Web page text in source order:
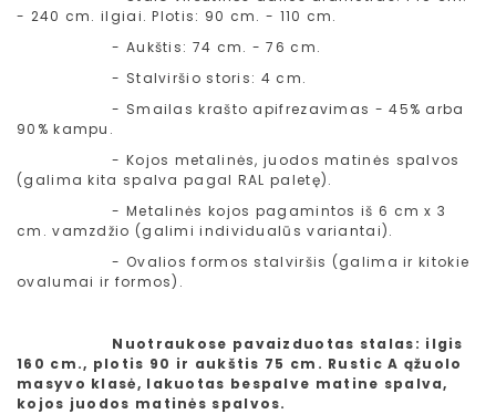
- 240 cm. ilgiai. Plotis: 90 cm. - 110 cm.
- Aukštis: 74 cm. - 76 cm.
- Stalviršio storis: 4 cm.
- Smailas krašto apifrezavimas - 45% arba
90% kampu.
- Kojos metalinės, juodos matinės spalvos
(galima kita spalva pagal RAL paletę).
- Metalinės kojos pagamintos iš 6 cm x 3
cm. vamzdžio (galimi individualūs variantai).
- Ovalios formos stalviršis (galima ir kitokie
ovalumai ir formos).
Nuotraukose pavaizduotas stalas: ilgis
160 cm., plotis 90 ir aukštis 75 cm. Rustic A ąžuolo
masyvo klasė, lakuotas bespalve matine spalva,
kojos juodos matinės spalvos.